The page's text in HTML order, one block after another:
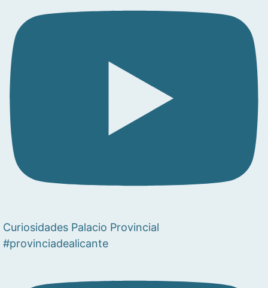
Curiosidades Palacio Provincial
#provinciadealicante